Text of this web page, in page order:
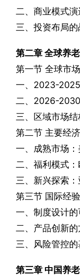
二、商业模式
三、投资布局
第二章全球养
第一节 全球市
一、 2023-2025
二、 2026-2030
三、区域市场
第二节 主要经
一、成熟市场
二、福利模式
三、新兴探索
第三节 国际经
一、制度设计
二、产品创新的
三、风险管控
第三章 中国养